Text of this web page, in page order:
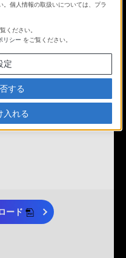
ード
個人情報の取扱いについては、プラ
ください。
リシー をご覧ください。
定
する
入れる